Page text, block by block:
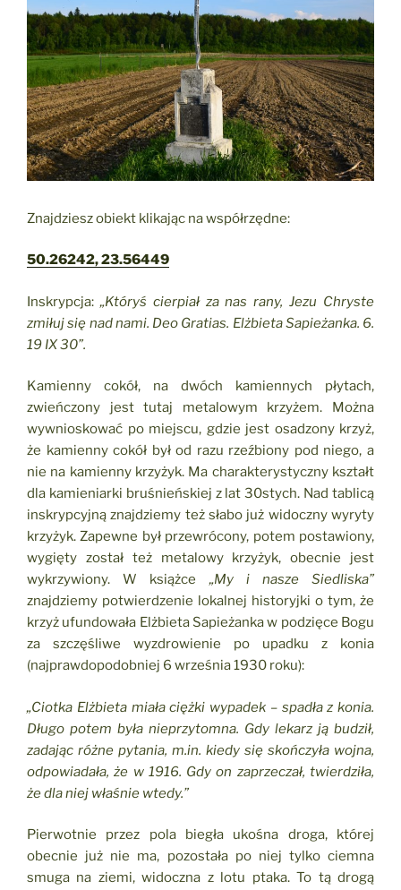
Znajdziesz obiekt klikając na współrzędne:
50.26242, 23.56449
Inskrypcja: „Któryś cierpiał za nas rany, Jezu Chryste
zmiłuj się nad nami. Deo Gratias. Elżbieta Sapieżanka. 6.
19 IX 30”.
Kamienny cokół, na dwóch kamiennych płytach,
zwieńczony jest tutaj metalowym krzyżem. Można
wywnioskować po miejscu, gdzie jest osadzony krzyż,
że kamienny cokół był od razu rzeźbiony pod niego, a
nie na kamienny krzyżyk. Ma charakterystyczny kształt
dla kamieniarki bruśnieńskiej z lat 30stych. Nad tablicą
inskrypcyjną znajdziemy też słabo już widoczny wyryty
krzyżyk. Zapewne był przewrócony, potem postawiony,
wygięty został też metalowy krzyżyk, obecnie jest
wykrzywiony. W książce„My i nasze Siedliska”
znajdziemy potwierdzenie lokalnej historyjki o tym, że
krzyż ufundowała Elżbieta Sapieżanka w podzięce Bogu
za szczęśliwe wyzdrowienie po upadku z konia
(najprawdopodobniej 6 września 1930 roku):
„Ciotka Elżbieta miała ciężki wypadek – spadła z konia.
Długo potem była nieprzytomna. Gdy lekarz ją budził,
zadając różne pytania, m.in. kiedy się skończyła wojna,
odpowiadała, że w 1916. Gdy on zaprzeczał, twierdziła,
że dla niej właśnie wtedy.”
Pierwotnie przez pola biegła ukośna droga, której
obecnie już nie ma, pozostała po niej tylko ciemna
smuga na ziemi, widoczna z lotu ptaka. To tą drogą